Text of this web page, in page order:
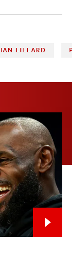
LILLARD